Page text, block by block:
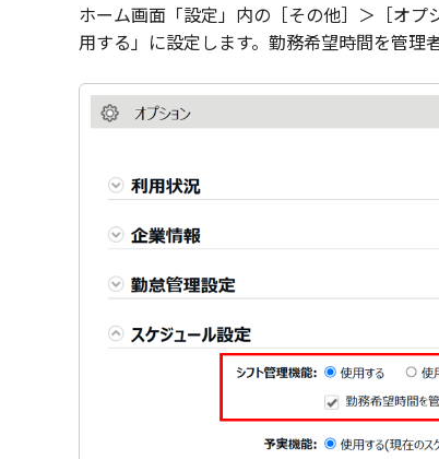
ホーム画面「設定」内の［その他］＞［オ
用する」に設定します。勤務希望時間を管理